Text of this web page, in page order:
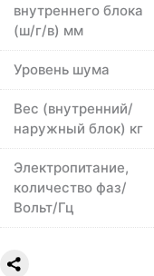
внутреннего блока
(ш/г/в) мм
Уровень шума
Вес (внутренний/
наружный блок) кг
Электропитание,
количество фаз/
Вольт/Гц